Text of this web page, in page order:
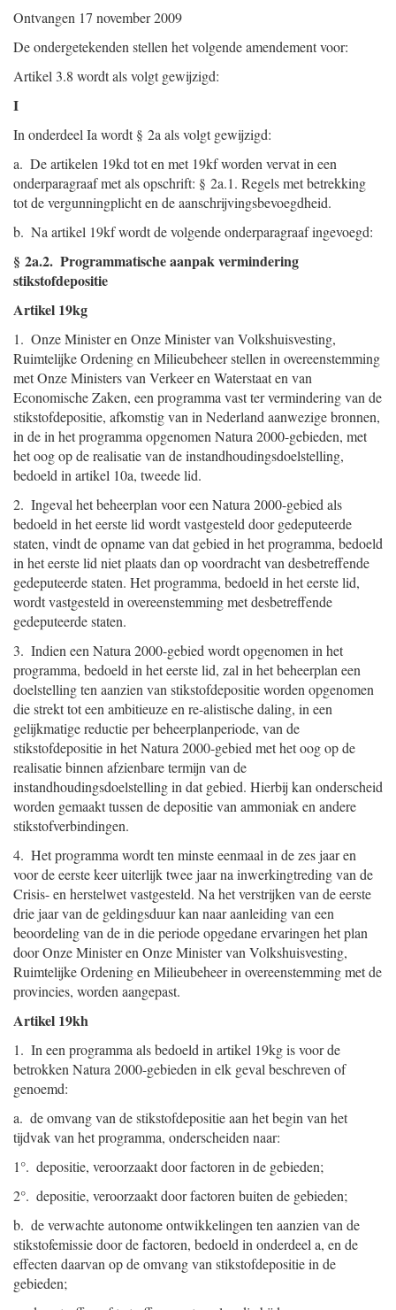
Ontvangen 17 november 2009
De ondergetekenden stellen het volgende amendement voor:
Artikel 3.8 wordt als volgt gewijzigd:
I
In onderdeel Ia wordt § 2a als volgt gewijzigd:
a. De artikelen 19kd tot en met 19kf worden vervat in een
onderparagraaf met als opschrift: § 2a.1. Regels met betrekking
tot de vergunningplicht en de aanschrijvingsbevoegdheid.
b. Na artikel 19kf wordt de volgende onderparagraaf ingevoegd:
§ 2a.2. Programmatische aanpak vermindering
stikstofdepositie
Artikel 19kg
1. Onze Minister en Onze Minister van Volkshuisvesting,
Ruimtelijke Ordening en Milieubeheer stellen in overeenstemming
met Onze Ministers van Verkeer en Waterstaat en van
Economische Zaken, een programma vast ter vermindering van de
stikstofdepositie, afkomstig van in Nederland aanwezige bronnen,
in de in het programma opgenomen Natura 2000-gebieden, met
het oog op de realisatie van de instandhoudingsdoelstelling,
bedoeld in artikel 10a, tweede lid.
2. Ingeval het beheerplan voor een Natura 2000-gebied als
bedoeld in het eerste lid wordt vastgesteld door gedeputeerde
staten, vindt de opname van dat gebied in het programma, bedoeld
in het eerste lid niet plaats dan op voordracht van desbetreffende
gedeputeerde staten. Het programma, bedoeld in het eerste lid,
wordt vastgesteld in overeenstemming met desbetreffende
gedeputeerde staten.
3. Indien een Natura 2000-gebied wordt opgenomen in het
programma, bedoeld in het eerste lid, zal in het beheerplan een
doelstelling ten aanzien van stikstofdepositie worden opgenomen
die strekt tot een ambitieuze en re-alistische daling, in een
gelijkmatige reductie per beheerplanperiode, van de
stikstofdepositie in het Natura 2000-gebied met het oog op de
realisatie binnen afzienbare termijn van de
instandhoudingsdoelstelling in dat gebied. Hierbij kan onderscheid
worden gemaakt tussen de depositie van ammoniak en andere
stikstofverbindingen.
4. Het programma wordt ten minste eenmaal in de zes jaar en
voor de eerste keer uiterlijk twee jaar na inwerkingtreding van de
Crisis- en herstelwet vastgesteld. Na het verstrijken van de eerste
drie jaar van de geldingsduur kan naar aanleiding van een
beoordeling van de in die periode opgedane ervaringen het plan
door Onze Minister en Onze Minister van Volkshuisvesting,
Ruimtelijke Ordening en Milieubeheer in overeenstemming met de
provincies, worden aangepast.
Artikel 19kh
1. In een programma als bedoeld in artikel 19kg is voor de
betrokken Natura 2000-gebieden in elk geval beschreven of
genoemd:
a. de omvang van de stikstofdepositie aan het begin van het
tijdvak van het programma, onderscheiden naar:
1°. depositie, veroorzaakt door factoren in de gebieden;
2°. depositie, veroorzaakt door factoren buiten de gebieden;
b. de verwachte autonome ontwikkelingen ten aanzien van de
stikstofemissie door de factoren, bedoeld in onderdeel a, en de
effecten daarvan op de omvang van stikstofdepositie in de
gebieden;